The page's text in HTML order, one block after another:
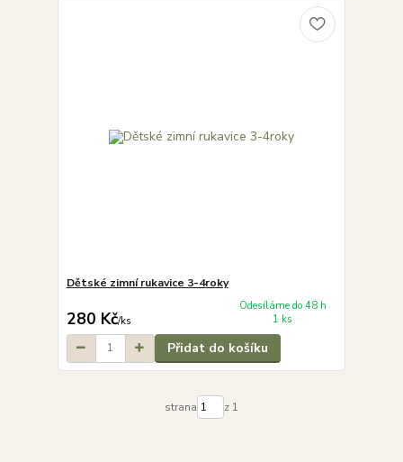
Dětské zimní rukavice 3-4roky
280 Kč/ks
Odesíláme do 48 h
1 ks
Přidat do košíku
strana z 1